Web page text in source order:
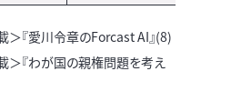
＞『愛川令章のForcast AI』(8)
＞『わが国の親権問題を考え